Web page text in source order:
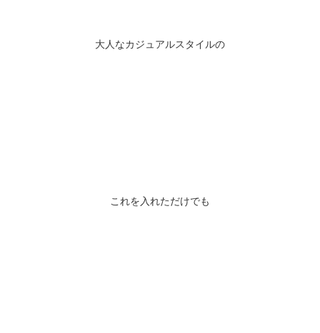
大人なカジュアルスタイルの
これを入れただけでも